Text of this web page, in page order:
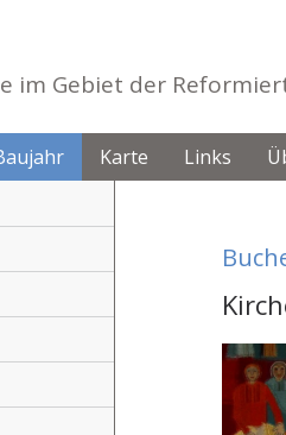
im Gebiet der
Karte Links